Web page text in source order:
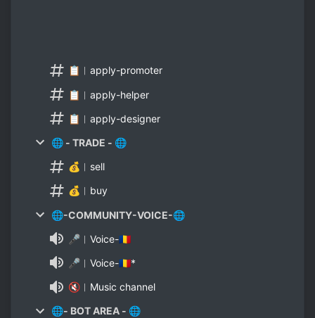
📋︱apply-promoter
📋︱apply-helper
📋︱apply-designer
🌐 - TRADE - 🌐
💰︱sell
💰︱buy
🌐-COMMUNITY-VOICE-🌐
🎤︱Voice-🇷🇴
🎤︱Voice-🇷🇴*
🔇︱Music channel
🌐- BOT AREA - 🌐